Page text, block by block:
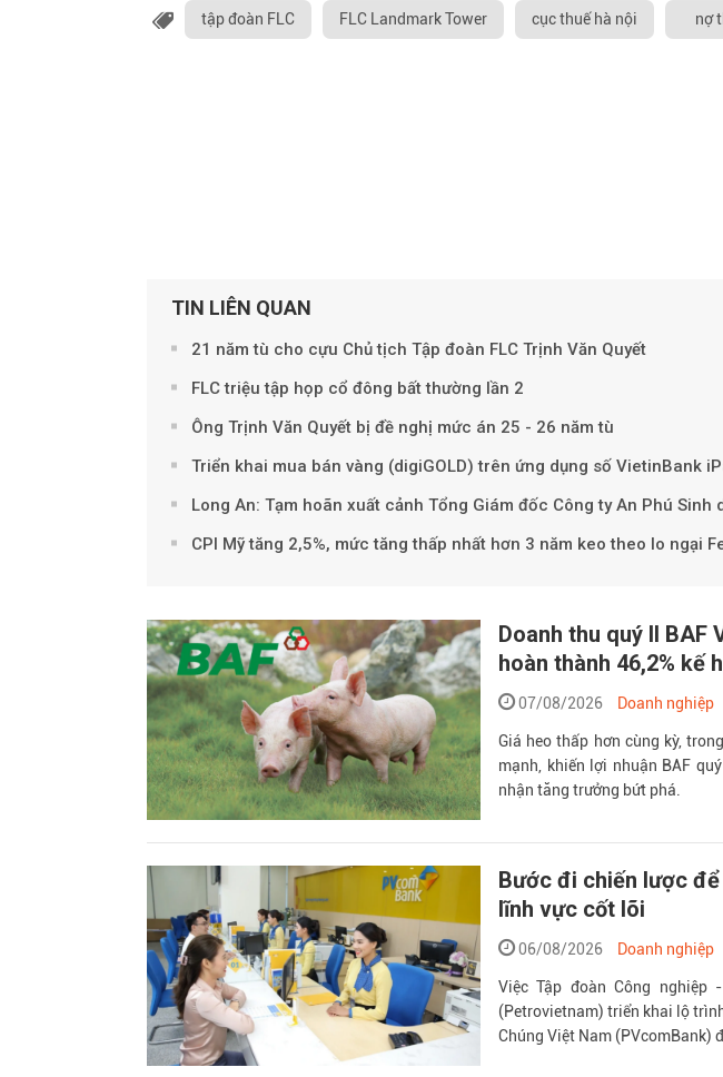
tập đoàn FLC FLC Landmark Tower cục thuế hà nội nợ
TIN LIÊN QUAN
21 năm tù cho cựu Chủ tịch Tập đoàn FLC Trịnh Văn Quyết
FLC triệu tập họp cổ đông bất thường lần 2
Ông Trịnh Văn Quyết bị đề nghị mức án 25 - 26 năm tù
Triển khai mua bán vàng (digiGOLD) trên ứng dụng số VietinBank
Long An: Tạm hoãn xuất cảnh Tổng Giám đốc Công ty An Phú Sinh
CPI Mỹ tăng 2,5%, mức tăng thấp nhất hơn 3 năm keo theo lo ngại
Doanh thu quý II BAF
hoàn thành 46,2% kế
07/08/2026 Doanh nghiệp
Giá heo thấp hơn cùng kỳ,
mạnh, khiến lợi nhuận BAF
nhận tăng trưởng bứt phá.
Bước đi chiến lược
lĩnh vực cốt lõi
06/08/2026 Doanh nghiệp
Việc Tập đoàn Công nghiệp
(Petrovietnam) triển khai lộ
Chúng Việt Nam (PVcomBank)